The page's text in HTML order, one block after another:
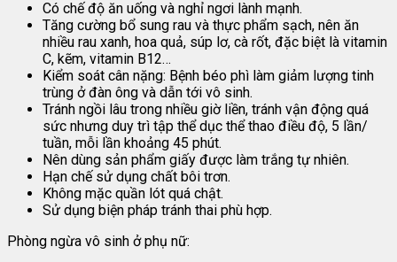
Có chế độ ăn uống và nghỉ ngơi lành mạnh.
Tăng cường bổ sung rau và thực phẩm sạch, nên ăn
nhiều rau xanh, hoa quả, súp lơ, cà rốt, đặc biệt là vitamin
C, kẽm, vitamin B12…
Kiểm soát cân nặng: Bệnh béo phì làm giảm lượng tinh
trùng ở đàn ông và dẫn tới vô sinh.
Tránh ngồi lâu trong nhiều giờ liền, tránh vận động quá
sức nhưng duy trì tập thể dục thể thao điều độ, 5 lần/
tuần, mỗi lần khoảng 45 phút.
Nên dùng sản phẩm giấy được làm trắng tự nhiên.
Hạn chế sử dụng chất bôi trơn.
Không mặc quần lót quá chật.
Sử dụng biện pháp tránh thai phù hợp.
Phòng ngừa vô sinh ở phụ nữ: